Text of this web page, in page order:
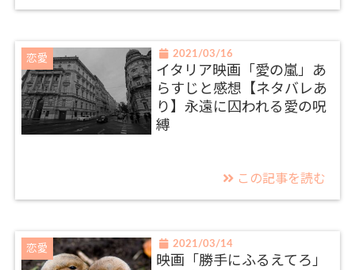
恋愛 2021/03/16
イタリア映画「愛の嵐」あ
らすじと感想【ネタバレあ
り】永遠に囚われる愛の呪
縛
この記事を読む
恋愛 2021/03/14
映画「勝手にふるえてろ」